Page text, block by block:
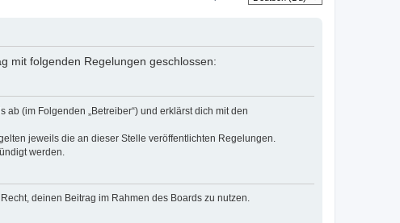
mit folgenden Regelungen geschlossen:
ab (im Folgenden „Betreiber“) und erklärst dich mit den
jeweils die an dieser Stelle veröffentlichten Regelungen.
werden.
deinen Beitrag im Rahmen des Boards zu nutzen.